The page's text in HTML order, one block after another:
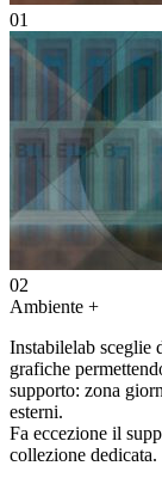
01
02
Ambiente +
Instabilelab sceglie
grafiche
supporto: zona
esterni.
Fa eccezione il
collezione dedicata.